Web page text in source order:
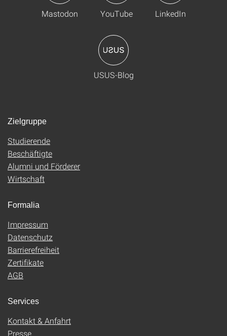
Mastodon YouTube LinkedIn
USUS-Blog
Zielgruppe
Studierende
Beschäftigte
Alumni und Förderer
Wirtschaft
Formalia
Impressum
Datenschutz
Barrierefreiheit
Zertifikate
AGB
Services
Kontakt & Anfahrt
Presse